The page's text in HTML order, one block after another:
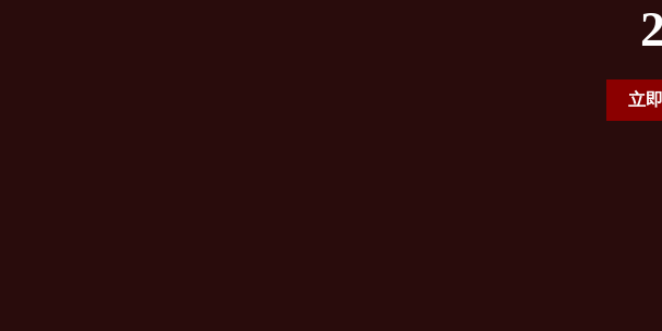
2
立